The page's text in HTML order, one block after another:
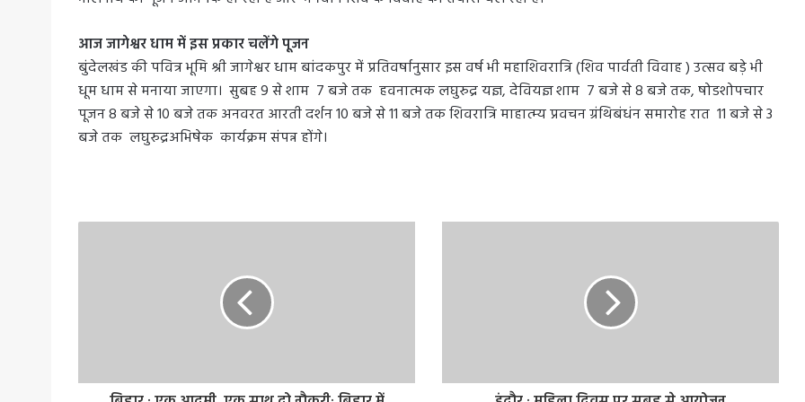
आज जागेश्वर धाम में इस प्रकार चलेंगे पूजन
बुंदेलखंड की पवित्र भूमि श्री जागेश्वर धाम बांदकपुर में प्रतिवर्षानुसार इस वर्ष भी महाशिवरात्रि (शिव पार्वती विवाह ) उत्सव बड़े भी
धूम धाम से मनाया जाएगा। सुबह 9 से शाम 7 बजे तक हवनात्मक लघुरुद्र यज्ञ, देवियज्ञ शाम 7 बजे से 8 बजे तक, षोडशोपचार
पूजन 8 बजे से 10 बजे तक अनवरत आरती दर्शन 10 बजे से 11 बजे तक शिवरात्रि माहात्म्य प्रवचन ग्रंथिबंधंन समारोह रात 11 बजे से 3
बजे तक लघुरुद्रअभिषेक कार्यक्रम संपन्न होंगे।